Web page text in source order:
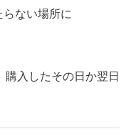
ない場所に
入したその日か翌日